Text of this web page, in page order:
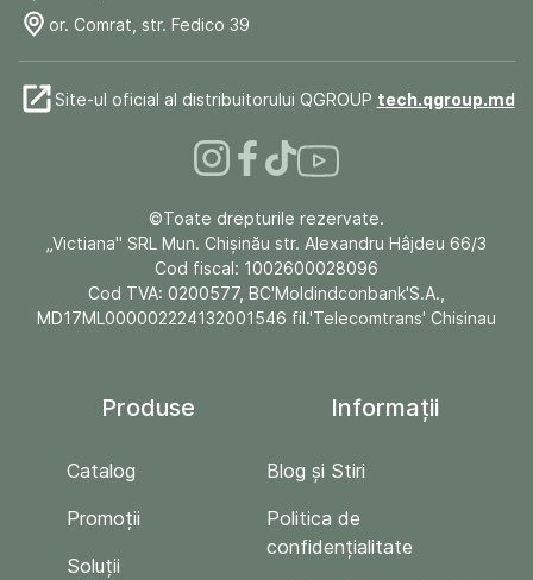
or. Comrat, str. Fedico 39
Site-ul oficial al distribuitorului QGROUP tech.qgroup.md
©Toate drepturile rezervate.
„Victiana" SRL Mun. Chişinău str. Alexandru Hâjdeu 66/3
Cod fiscal: 1002600028096
Cod TVA: 0200577, BC'Moldindconbank'S.A.,
MD17ML000002224132001546 fil.'Telecomtrans' Chisinau
Produse
Catalog
Promoții
Soluții
Informații
Blog și Stiri
Politica de
confidențialitate